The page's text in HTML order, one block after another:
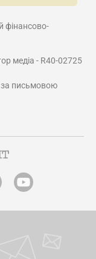
фінансово-
медіа - R40-02725
за письмовою